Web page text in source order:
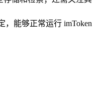
能够正常运行 imToken